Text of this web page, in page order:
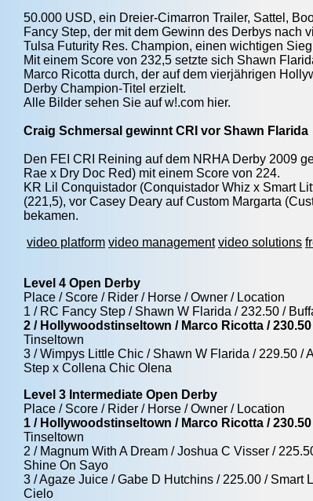
50.000 USD, ein Dreier-Cimarron Trailer, Sattel,
Fancy Step, der mit dem Gewinn des Derbys nach
Tulsa Futurity Res. Champion, einen wichtigen
Mit einem Score von 232,5 setzte sich Shawn
Marco Ricotta durch, der auf dem vierjährigen
Derby Champion-Titel erzielt.
Alle Bilder sehen Sie auf w!.com hier.
Craig Schmersal gewinnt CRI vor Shawn Flarida
Den FEI CRI Reining auf dem NRHA Derby 2009
Rae x Dry Doc Red) mit einem Score von 224.
KR Lil Conquistador (Conquistador Whiz x Smart
(221,5), vor Casey Deary auf Custom Margarta
bekamen.
video platform video management video solutions
Level 4 Open Derby
Place / Score / Rider / Horse / Owner / Location
1 / RC Fancy Step / Shawn W Flarida / 232.50 /
2 / Hollywoodstinseltown / Marco Ricotta /
Tinseltown
3 / Wimpys Little Chic / Shawn W Flarida / 229.50 /
Step x Collena Chic Olena
Level 3 Intermediate Open Derby
Place / Score / Rider / Horse / Owner / Location
1 / Hollywoodstinseltown / Marco Ricotta / 230.50
Tinseltown
2 / Magnum With A Dream / Joshua C Visser /
Shine On Sayo
3 / Agaze Juice / Gabe D Hutchins / 225.00 / Smart
Cielo